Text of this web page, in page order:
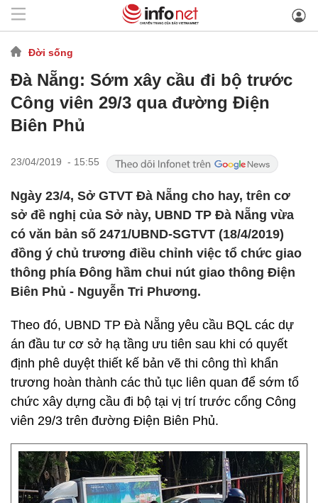
Đời sống
Đà Nẵng: Sớm xây cầu đi bộ trước
Công viên 29/3 qua đường Điện
Biên Phủ
23/04/2019 - 15:55
Ngày 23/4, Sở GTVT Đà Nẵng cho hay, trên cơ
sở đề nghị của Sở này, UBND TP Đà Nẵng vừa
có văn bản số 2471/UBND-SGTVT (18/4/2019)
đồng ý chủ trương điều chỉnh việc tổ chức giao
thông phía Đông hầm chui nút giao thông Điện
Biên Phủ - Nguyễn Tri Phương.
Theo đó, UBND TP Đà Nẵng yêu cầu BQL các dự
án đầu tư cơ sở hạ tầng ưu tiên sau khi có quyết
định phê duyệt thiết kế bản vẽ thi công thì khẩn
trương hoàn thành các thủ tục liên quan để sớm tổ
chức xây dựng cầu đi bộ tại vị trí trước cổng Công
viên 29/3 trên đường Điện Biên Phủ.